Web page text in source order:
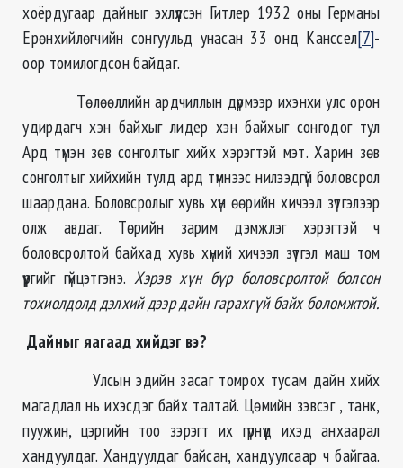
хоёрдугаар дайныг эхлүүлсэн Гитлер 1932 оны Германы
Ерөнхийлөгчийн сонгуульд унасан 33 онд Канссел[7]-
оор томилогдсон байдаг.
Төлөөллийн ардчиллын дүрмээр ихэнхи улс орон
удирдагч хэн байхыг лидер хэн байхыг сонгодог тул
Ард түмэн зөв сонголтыг хийх хэрэгтэй мэт. Харин зөв
сонголтыг хийхийн тулд ард түмнээс нилээдгүй боловсрол
шаардана. Боловсролыг хувь хүн өөрийн хичээл зүтгэлээр
олж авдаг. Төрийн зарим дэмжлэг хэрэгтэй ч
боловсролтой байхад хувь хүний хичээл зүтгэл маш том
үүргийг гүйцэтгэнэ. Хэрэв хүн бүр боловсролтой болсон
тохиолдолд дэлхий дээр дайн гарахгүй байх боломжтой.
Дайныг яагаад хийдэг вэ?
Улсын эдийн засаг томрох тусам дайн хийх
магадлал нь ихэсдэг байх талтай. Цөмийн зэвсэг , танк,
пуужин, цэргийн тоо зэрэгт их гүрнүүд ихэд анхаарал
хандуулдаг. Хандуулдаг байсан, хандуулсаар ч байгаа.